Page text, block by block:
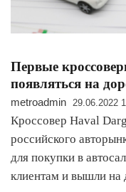
Первые
появляться на
metroadmin 29.06.2022
Кроссовер Haval
российского
для покупки в
клиентам и вышли